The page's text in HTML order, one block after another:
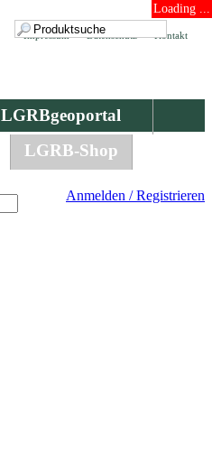
Loading ...
Kontakt
Datenschutz
Impressum
LGRBgeoportal
LGRB-Shop
Anmelden / Registrieren